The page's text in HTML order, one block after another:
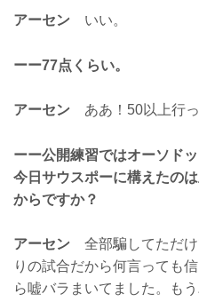
アーセン いい。
ーー77点くらい。
アーセン ああ！50以上行っ
ーー公開練習ではオーソド
今日サウスポーに構えたの
からですか？
アーセン 全部騙してただけ
りの試合だから何言っても
ら嘘バラまいてました。も